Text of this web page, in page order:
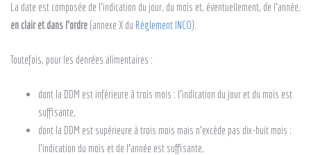
La date est composée de l’indication du jour, du mois et, éventuellement, de l’année,
en clair et dans l’ordre (annexe X du Règlement INCO).
Toutefois, pour les denrées alimentaires :
dont la DDM est inférieure à trois mois : l’indication du jour et du mois est
suffisante,
dont la DDM est supérieure à trois mois mais n’excède pas dix-huit mois :
l’indication du mois et de l’année est suffisante,